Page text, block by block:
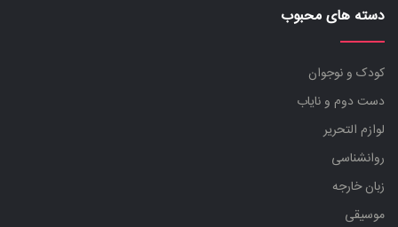
دسته های محبوب
کودک و نوجوان
دست دوم و نایاب
لوازم التحریر
روانشناسی
زبان خارجه
موسیقی